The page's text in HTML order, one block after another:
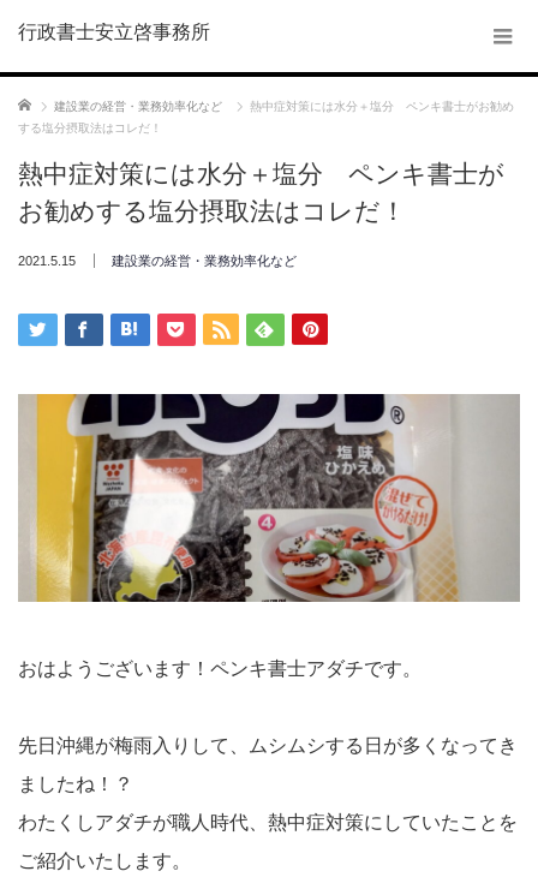
行政書士安立啓事務所
ホーム 建設業の経営・業務効率化など
熱中症対策には水分＋塩分 ペンキ書士がお勧め
する塩分摂取法はコレだ！
熱中症対策には水分＋塩分 ペンキ書士が
お勧めする塩分摂取法はコレだ！
2021.5.15 建設業の経営・業務効率化など
おはようございます！ペンキ書士アダチです。
先日沖縄が梅雨入りして、ムシムシする日が多くなってき
ましたね！？
わたくしアダチが職人時代、熱中症対策にしていたことを
ご紹介いたします。